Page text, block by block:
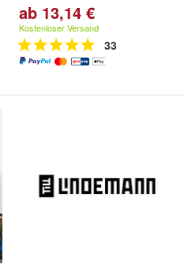
ab 13,14 €
Kostenloser Versand
33